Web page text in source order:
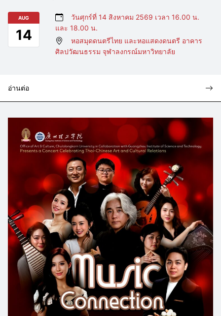
AUG
14
วันศุกร์ที่ 14 สิงหาคม 2569 เวลา 16.00 น.
และ 18.00 น.
หอสมุดดนตรีไทย และหอแสดงดนตรี อาคาร
ศิลปวัฒนธรรม จุฬาลงกรณ์มหาวิทยาลัย
อ่านต่อ